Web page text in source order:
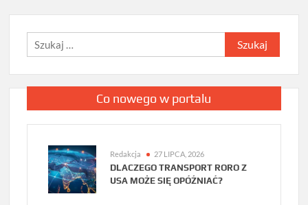
Szukaj:
Co nowego w portalu
Redakcja 27 LIPCA, 2026
DLACZEGO TRANSPORT RORO Z
USA MOŻE SIĘ OPÓŹNIAĆ?